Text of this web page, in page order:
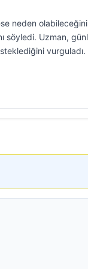
neden olabileceğini
söyledi. Uzman,
vurguladı.